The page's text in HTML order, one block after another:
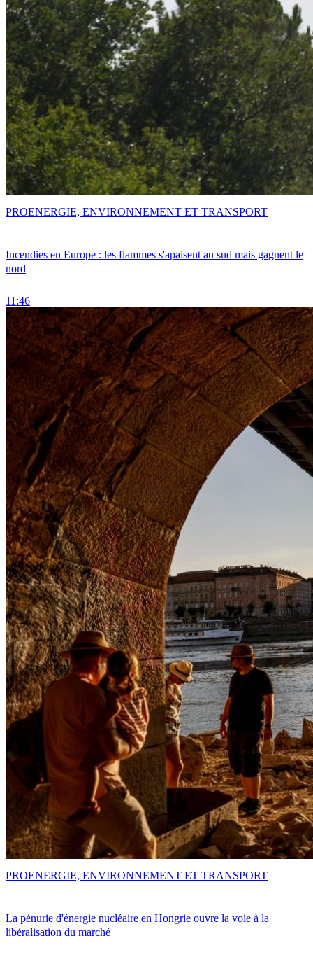
Incendies en Europe : les flammes s'apaisent au sud mais gagnent le
nord
11:46
PROENERGIE, ENVIRONNEMENT ET TRANSPORT
La pénurie d'énergie nucléaire en Hongrie ouvre la voie à la
libéralisation du marché
PROENERGIE, ENVIRONNEMENT ET TRANSPORT